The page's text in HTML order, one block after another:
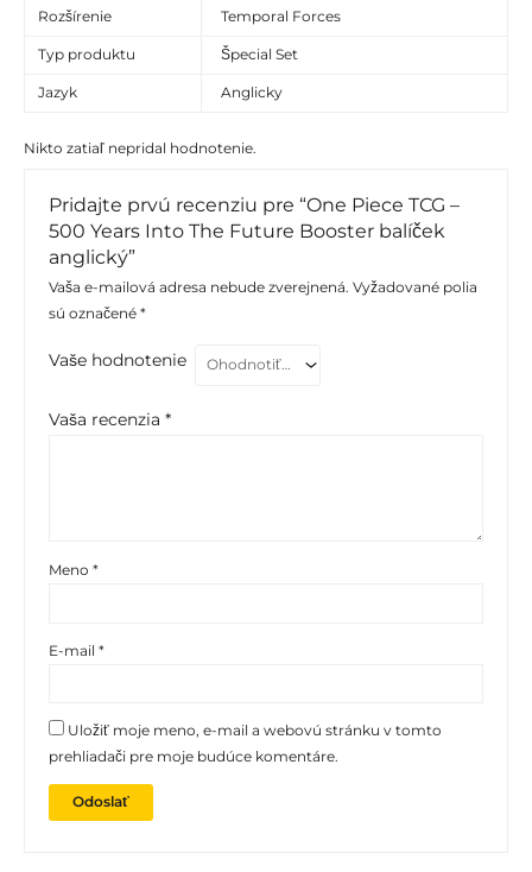
Rozšírenie Temporal Forces
Typ produktu Špecial Set
Jazyk Anglicky
Nikto zatiaľ nepridal hodnotenie.
Pridajte prvú recenziu pre “One Piece TCG –
500 Years Into The Future Booster balíček
anglický”
Vaša e-mailová adresa nebude zverejnená. Vyžadované polia
sú označené *
Vaše hodnotenie
Vaša recenzia *
Meno *
E-mail *
Uložiť moje meno, e-mail a webovú stránku v tomto
prehliadači pre moje budúce komentáre.